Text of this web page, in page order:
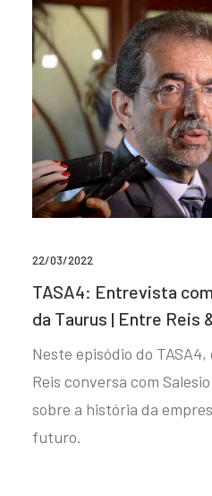
22/03/2022
TASA4: Entrevista
da Taurus | Entre Reis
Neste episódio do
Reis conversa com
sobre a história da
futuro.